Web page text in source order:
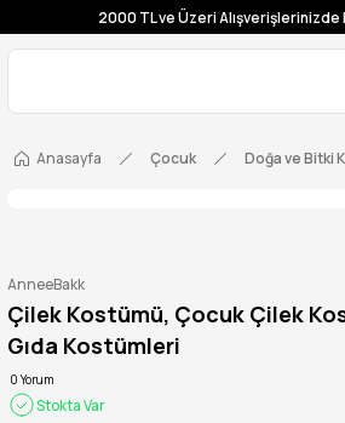
2000 TL ve Üzeri Alışverişlerinizde
Anasayfa Çocuk Doğa ve Bitki
AnneeBakk
Çilek Kostümü, Çocuk Çilek
Gıda Kostümleri
0 Yorum
Stokta Var